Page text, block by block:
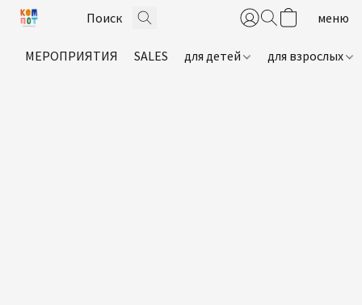
МЕРОПРИЯТИЯ SALES для детей для взрослых